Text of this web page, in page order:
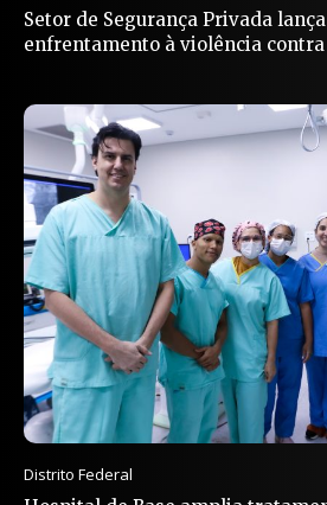
Setor de Segurança Privada
enfrentamento à violência
Distrito Federal